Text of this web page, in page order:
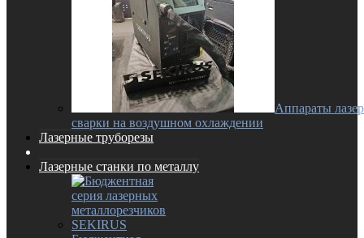
Аппараты
сварки на воздушном охлаждении
Лазерные труборезы
Лазерные станки по металлу